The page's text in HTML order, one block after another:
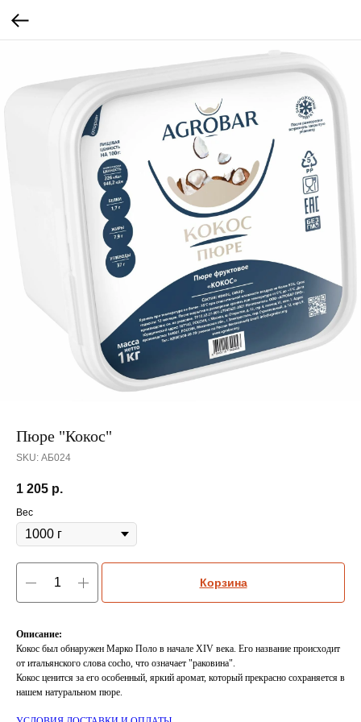
Пюре "Кокос"
SKU: АБ024
1 205 р.
Вес
Корзина
Описание:
Кокос был обнаружен Марко Поло в начале XIV века. Его название происходит
от итальянского слова cocho, что означает "раковина".
Кокос ценится за его особенный, яркий аромат, который прекрасно сохраняется в
нашем натуральном пюре.